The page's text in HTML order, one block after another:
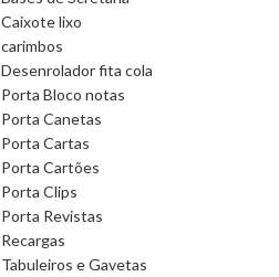
Caixote lixo
carimbos
Desenrolador fita cola
Porta Bloco notas
Porta Canetas
Porta Cartas
Porta Cartões
Porta Clips
Porta Revistas
Recargas
Tabuleiros e Gavetas